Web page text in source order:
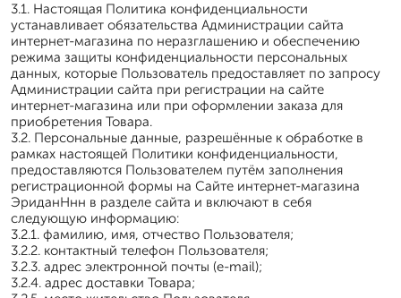
3.1. Настоящая Политика конфиденциальности
устанавливает обязательства Администрации сайта
интернет-магазина по неразглашению и обеспечению
режима защиты конфиденциальности персональных
данных, которые Пользователь предоставляет по запросу
Администрации сайта при регистрации на сайте
интернет-магазина или при оформлении заказа для
приобретения Товара.
3.2. Персональные данные, разрешённые к обработке в
рамках настоящей Политики конфиденциальности,
предоставляются Пользователем путём заполнения
регистрационной формы на Сайте интернет-магазина
ЭриданНнн в разделе сайта и включают в себя
следующую информацию:
3.2.1. фамилию, имя, отчество Пользователя;
3.2.2. контактный телефон Пользователя;
3.2.3. адрес электронной почты (e-mail);
3.2.4. адрес доставки Товара;